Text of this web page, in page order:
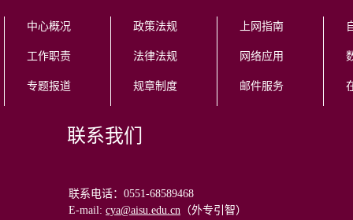
中心概况
工作职责
专题报道
政策法规
法律法规
规章制度
上网指南
网络应用
邮件服务
联系我们
联系电话：0551-68589468
E-mail: cya@aisu.edu.cn （外专引智）